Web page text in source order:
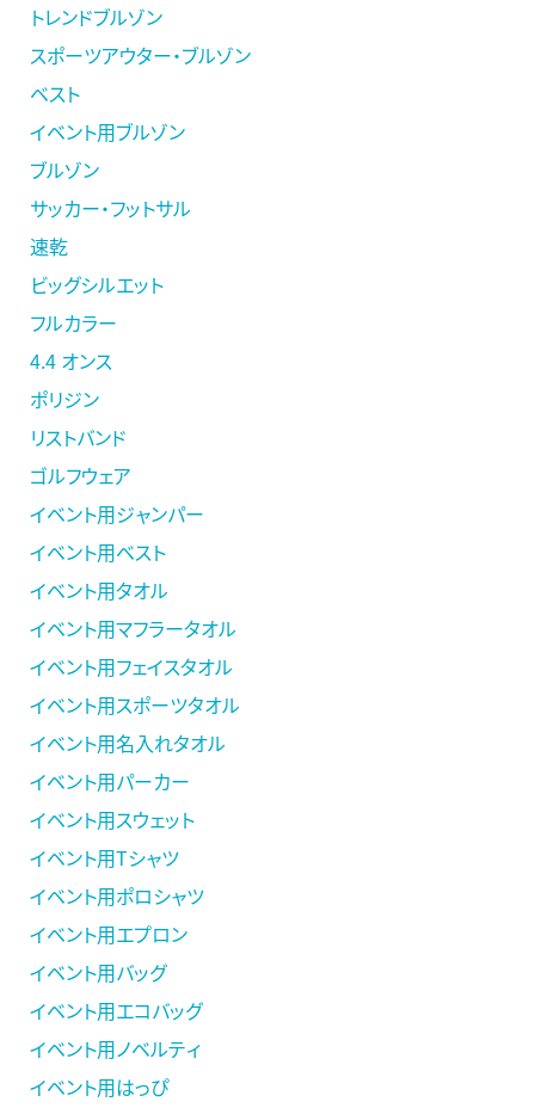
トレンドブルゾン
スポーツアウター・ブルゾン
ベスト
イベント用ブルゾン
ブルゾン
サッカー・フットサル
速乾
ビッグシルエット
フルカラー
4.4 オンス
ポリジン
リストバンド
ゴルフウェア
イベント用ジャンパー
イベント用ベスト
イベント用タオル
イベント用マフラータオル
イベント用フェイスタオル
イベント用スポーツタオル
イベント用名入れタオル
イベント用パーカー
イベント用スウェット
イベント用Tシャツ
イベント用ポロシャツ
イベント用エプロン
イベント用バッグ
イベント用エコバッグ
イベント用ノベルティ
イベント用はっぴ